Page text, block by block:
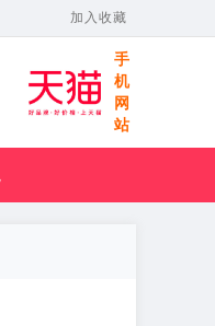
加入收藏
手
机
网
站